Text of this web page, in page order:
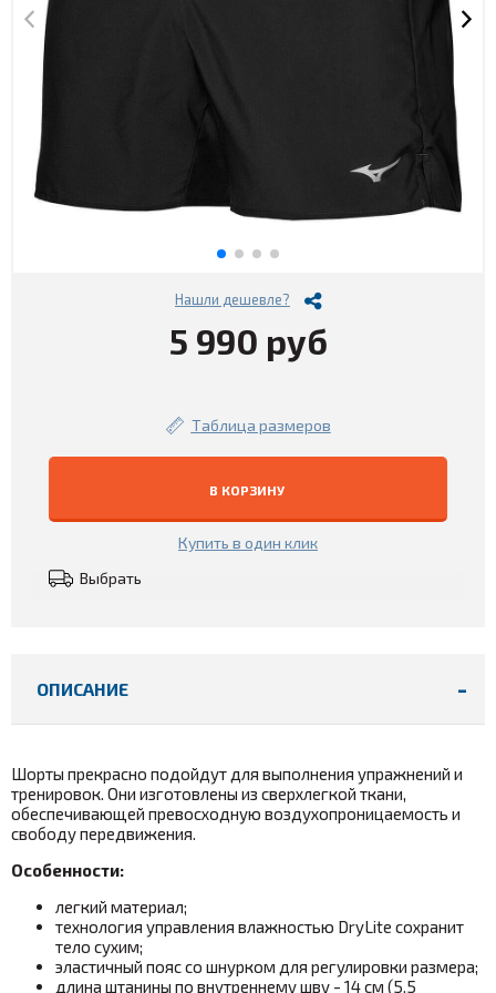
Нашли дешевле?
5 990 руб
Таблица размеров
В КОРЗИНУ
Купить в один клик
Выбрать
ОПИСАНИЕ
Шорты прекрасно подойдут для выполнения упражнений и
тренировок. Они изготовлены из сверхлегкой ткани,
обеспечивающей превосходную воздухопроницаемость и
свободу передвижения.
Особенности:
легкий материал;
технология управления влажностью DryLite сохранит
тело сухим;
эластичный пояс со шнурком для регулировки размера;
длина штанины по внутреннему шву - 14 см (5,5